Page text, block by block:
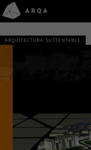
ARQUITECTURA SUSTENTABLE